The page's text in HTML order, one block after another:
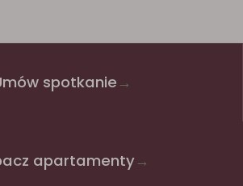
spotkanie →
apartamenty→